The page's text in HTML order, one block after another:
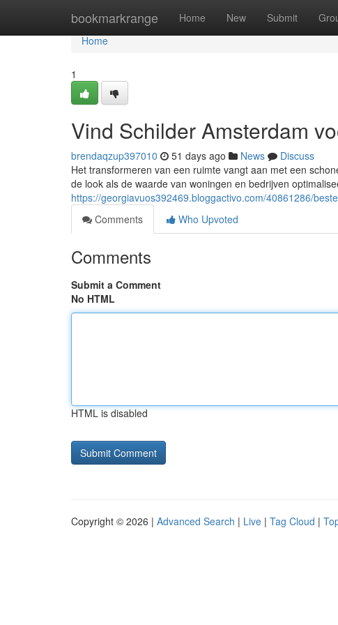
bookmarkrange Home New Submit
Home
Home
1
Vind Schilder Amsterdam
brendaqzup397010 51 days ago News
Discuss
Het transformeren van een ruimte vangt aan met een
de look als de waarde van woningen en bedrijven
https://georgiavuos392469.bloggactivo.com/40861286/
Comments
Who Upvoted
Comments
Submit a Comment
No HTML
HTML is disabled
Copyright © 2026 | Advanced Search | Live | Tag Cloud |